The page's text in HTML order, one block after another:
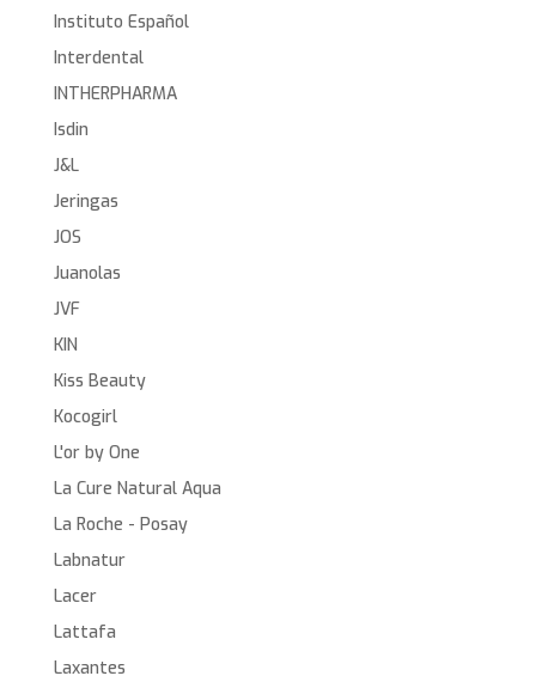
Instituto Español
Interdental
INTHERPHARMA
Isdin
J&L
Jeringas
JOS
Juanolas
JVF
KIN
Kiss Beauty
Kocogirl
L'or by One
La Cure Natural Aqua
La Roche - Posay
Labnatur
Lacer
Lattafa
Laxantes